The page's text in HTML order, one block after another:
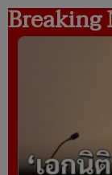
Breaking